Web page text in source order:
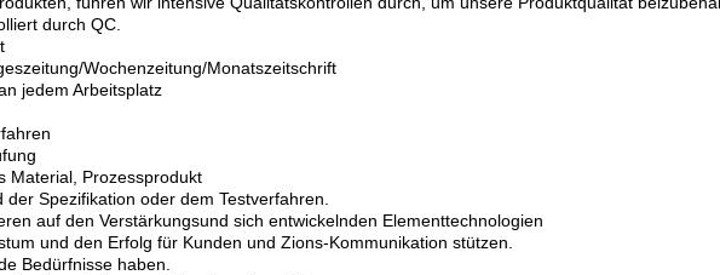
durch QC.
Wochenzeitung/Monatszeitschrift
jedem Arbeitsplatz
Material, Prozessprodukt
Spezifikation oder dem Testverfahren.
auf den Verstärkungsund sich entwickelnden Elementtechnologien
und den Erfolg für Kunden und Zions-Kommunikation stützen.
Bedürfnisse haben.